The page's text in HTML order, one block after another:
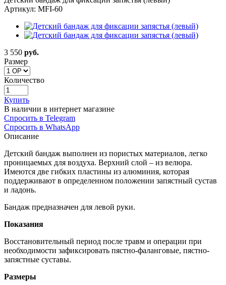
Артикул: MFI-60
3 550 руб.
Размер
Количество
Купить
В наличии в интернет магазине
Спросить в Telegram
Спросить в WhatsApp
Описание
Детский бандаж выполнен из пористых материалов, легко
проницаемых для воздуха. Верхний слой – из велюра.
Имеются две гибких пластины из алюминия, которая
поддерживают в определенном положении запястный сустав
и ладонь.
Бандаж предназначен для левой руки.
Показания
Восстановительный период после травм и операции при
необходимости зафиксировать пястно-фаланговые, пястно-
запястные суставы.
Размеры